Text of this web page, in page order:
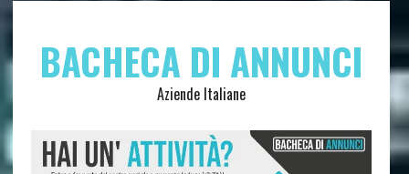
BACHECA DI ANNUNCI
Aziende Italiane